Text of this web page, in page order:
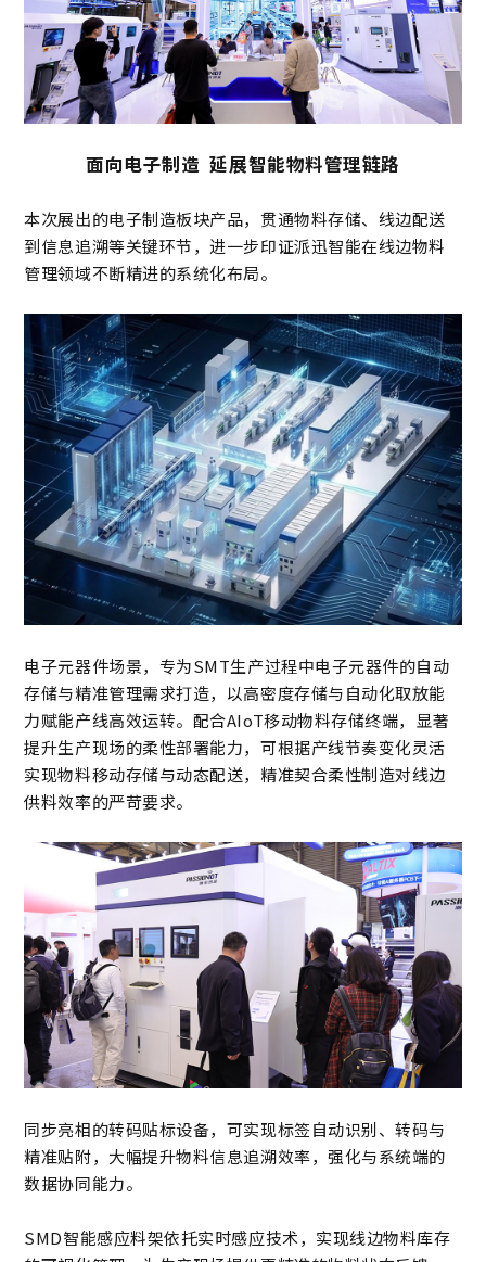
面向电子制造 延展智能物料管理链路
本次展出的电子制造板块产品，贯通物料存储、线边配送
到信息追溯等关键环节，进一步印证派迅智能在线边物料
管理领域不断精进的系统化布局。
电子元器件场景，专为SMT生产过程中电子元器件的自动
存储与精准管理需求打造，以高密度存储与自动化取放能
力赋能产线高效运转。配合AIoT移动物料存储终端，显著
提升生产现场的柔性部署能力，可根据产线节奏变化灵活
实现物料移动存储与动态配送，精准契合柔性制造对线边
供料效率的严苛要求。
同步亮相的转码贴标设备，可实现标签自动识别、转码与
精准贴附，大幅提升物料信息追溯效率，强化与系统端的
数据协同能力。
SMD智能感应料架依托实时感应技术，实现线边物料库存